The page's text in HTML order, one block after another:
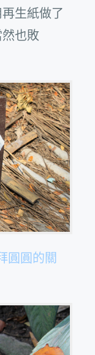
生紙做了
也敗
圓圓的關